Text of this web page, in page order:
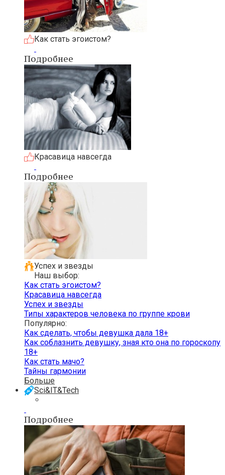
Как стать эгоистом?
Подробнее
Красавица навсегда
Подробнее
Успех и звезды
Наш выбор:
Как стать эгоистом?
Красавица навсегда
Успех и звезды
Типы характеров человека по группе крови
Популярно:
Как сделать, чтобы девушка дала 18+
Как соблазнить девушку, зная кто она по гороскопу
18+
Как стать мачо?
Тайны гармонии
Больше
Sci&IT&Tech
Подробнее